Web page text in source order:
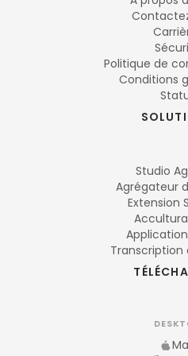
Politique de
Conditions
Studio
Agrégateur
Extension
Transcription